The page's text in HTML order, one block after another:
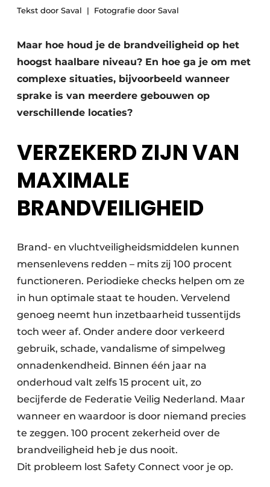
Podcasts
Vacature aanmelden
Vacatures
Privéklinieken
Laboratoria
Tekst door Saval
Fotografie door Saval
Maar hoe houd je de brandveiligheid op het
hoogst haalbare niveau? En hoe ga je om met
complexe situaties, bijvoorbeeld wanneer
sprake is van meerdere gebouwen op
verschillende locaties?
VERZEKERD ZIJN VAN
MAXIMALE
BRANDVEILIGHEID
Brand- en vluchtveiligheidsmiddelen kunnen
mensenlevens redden – mits zij 100 procent
functioneren. Periodieke checks helpen om ze
in hun optimale staat te houden. Vervelend
genoeg neemt hun inzetbaarheid tussentijds
toch weer af. Onder andere door verkeerd
gebruik, schade, vandalisme of simpelweg
onnadenkendheid. Binnen één jaar na
onderhoud valt zelfs 15 procent uit, zo
becijferde de Federatie Veilig Nederland. Maar
wanneer en waardoor is door niemand precies
te zeggen. 100 procent zekerheid over de
brandveiligheid heb je dus nooit.
Dit probleem lost Safety Connect voor je op.